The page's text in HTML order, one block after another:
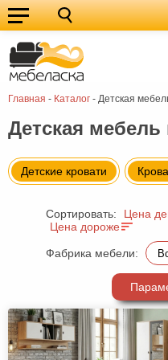
Главная - Каталог - Детская
Кухонные
гарнитуры
Мебель
для
кухни
Мебель
для
спальни
Кровати
Шкафы
Диваны
Мягкая
мебель
Детская
прихожей
Комоды
Детская
Детские кровати
Сортировать:
Цена
Цена дороже
Фабрика мебели: